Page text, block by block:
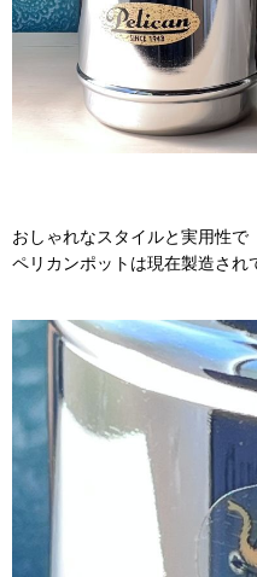
おしゃれなスタイルと実用性
ペリカンポットは現在製造され